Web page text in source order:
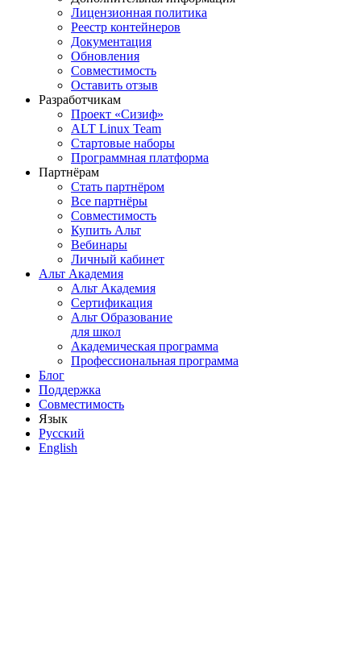
Лицензионная политика
Реестр контейнеров
Документация
Обновления
Совместимость
Оставить отзыв
Разработчикам
Проект «Сизиф»
ALT Linux Team
Стартовые наборы
Программная платформа
Партнёрам
Стать партнёром
Все партнёры
Совместимость
Купить Альт
Вебинары
Личный кабинет
Альт Академия
Альт Академия
Сертификация
Альт Образование
для школ
Академическая программа
Профессиональная программа
Блог
Поддержка
Совместимость
Язык
Русский
English